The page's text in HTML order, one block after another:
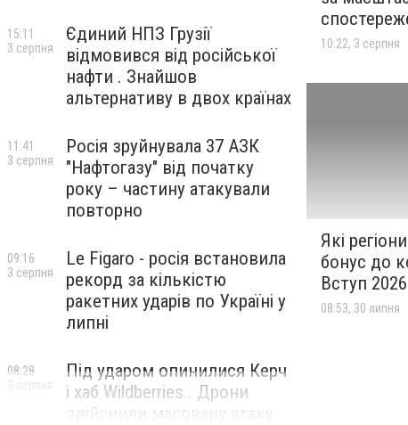
Єдиний НПЗ Грузії
відмовився від російської
нафти . Знайшов
альтернативу в двох країнах
15:11
3 серпня
Росія зруйнувала 37 АЗК
"Нафтогазу" від початку
року – частину атакували
повторно
11:41
3 серпня
Le Figaro - росія встановила
рекорд за кількістю
ракетних ударів по Україні у
липні
09:16
3 серпня
Під ударом опинилися Керч
і хаб Wildberries . Дрони
здійснили масовану атаку
08:28
3 серпня
10:22, 3 серпня
Які
бонус до
Вступ 2026
08:53, 30 липня